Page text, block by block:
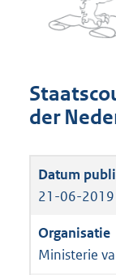
der
21-06-
Ministerie